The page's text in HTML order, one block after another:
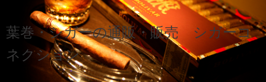
葉巻・シガーの通販・販売 シガーコ
ネクション